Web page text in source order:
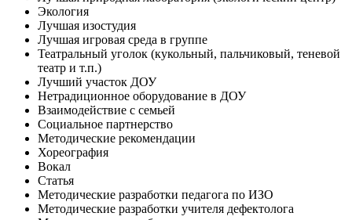
Экология
Лучшая изостудия
Лучшая игровая среда в группе
Театральный уголок (кукольный, пальчиковый, теневой
театр и т.п.)
Лучший участок ДОУ
Нетрадиционное оборудование в ДОУ
Взаимодействие с семьей
Социальное партнерство
Методические рекомендации
Хореография
Вокал
Статья
Методические разработки педагога по ИЗО
Методические разработки учителя дефектолога